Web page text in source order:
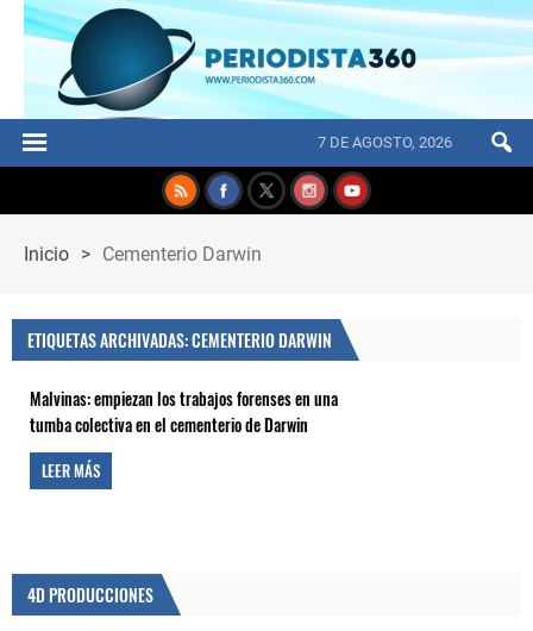
7 DE AGOSTO, 2026
Inicio > Cementerio Darwin
ETIQUETAS ARCHIVADAS: CEMENTERIO DARWIN
Malvinas: empiezan los trabajos forenses en una
tumba colectiva en el cementerio de Darwin
LEER MÁS
4D PRODUCCIONES